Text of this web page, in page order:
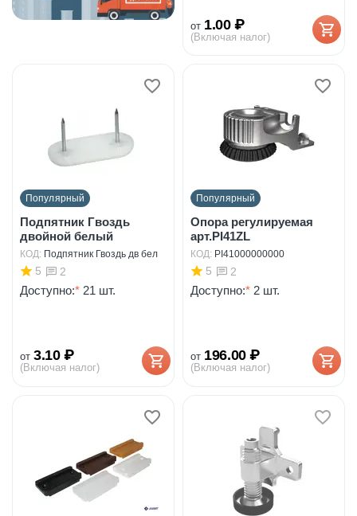
от 1.00 ₽
(Включая налог)
Популярный
Подпятник Гвоздь
двойной белый
КОД: Подпятник Гвоздь дв бел
5 2
Доступно:* 21 шт.
от 3.10 ₽
(Включая налог)
Популярный
Опора регулируемая
арт.PI41ZL
КОД: PI41000000000
5 2
Доступно:* 2 шт.
от 196.00 ₽
(Включая налог)